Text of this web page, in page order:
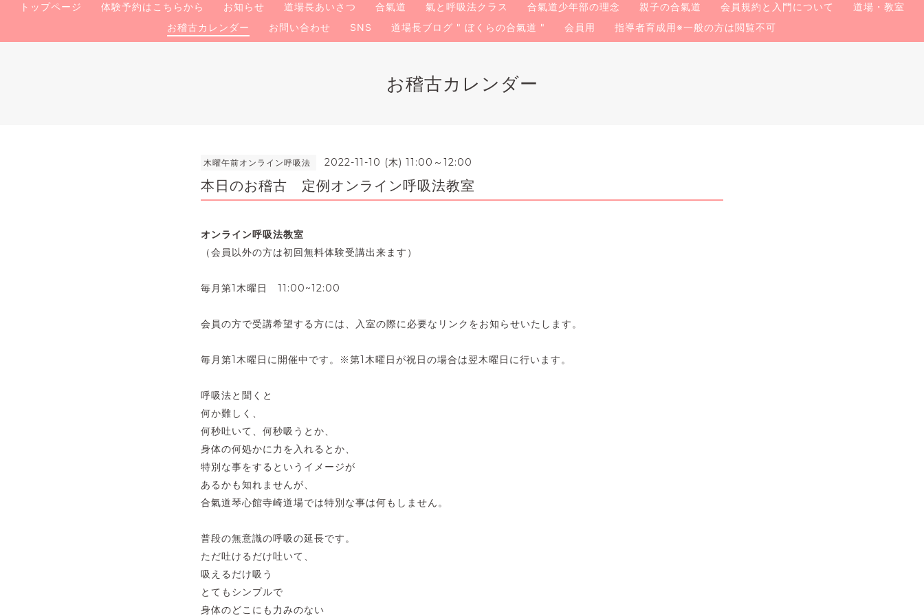
トップページ 体験予約はこちらから お知らせ 道場長あいさつ 合氣道 氣と呼吸法クラス 合氣道少年部の理念 親子の合氣道 会員規約と入門について
道場・教室
お稽古カレンダー
お問い合わせ SNS 道場長ブログ " ぼくらの合氣道 " 会員用 指導者育成用※一般の方は閲覧不可
お稽古カレンダー
木曜午前オンライン呼吸法 2022-11-10 (木) 11:00～12:00
本日のお稽古 定例オンライン呼吸法教室
オンライン呼吸法教室
（会員以外の方は初回無料体験受講出来ます）
毎月第1木曜日 11:00~12:00
会員の方で受講希望する方には、入室の際に必要なリンクをお知らせいたします。
毎月第1木曜日に開催中です。※第1木曜日が祝日の場合は翌木曜日に行います。
呼吸法と聞くと
何か難しく、
何秒吐いて、何秒吸うとか、
身体の何処かに力を入れるとか、
特別な事をするというイメージが
あるかも知れませんが、
合氣道琴心館寺崎道場では特別な事は何もしません。
普段の無意識の呼吸の延長です。
ただ吐けるだけ吐いて、
吸えるだけ吸う
とてもシンプルで
身体のどこにも力みのない